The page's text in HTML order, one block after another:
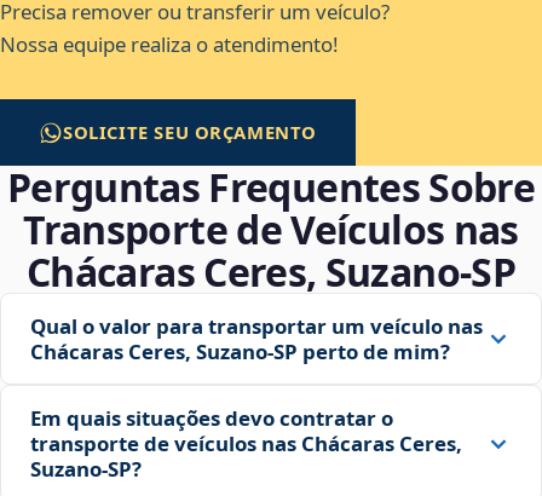
Precisa remover ou transferir um veículo?
Nossa equipe realiza o atendimento!
SOLICITE SEU ORÇAMENTO
Perguntas Frequentes Sobre
Transporte de Veículos nas
Chácaras Ceres, Suzano‑SP
Qual o valor para transportar um veículo nas
Chácaras Ceres, Suzano‑SP perto de mim?
Em quais situações devo contratar o
transporte de veículos nas Chácaras Ceres,
Suzano‑SP?